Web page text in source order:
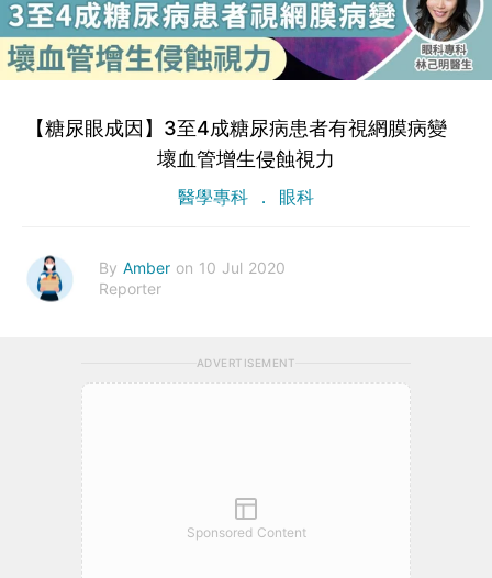
【糖尿眼成因】3至4成糖尿病患者有視網膜病變
壞血管增生侵蝕視力
醫學專科 眼科
By Amber on 10 Jul 2020
Reporter
ADVERTISEMENT
Sponsored Content